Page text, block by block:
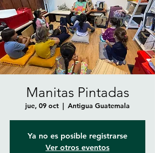
Manitas Pintadas
jue, 09 oct
  |
Antigua Guatemala
Ya no es posible registrarse
Ver otros eventos